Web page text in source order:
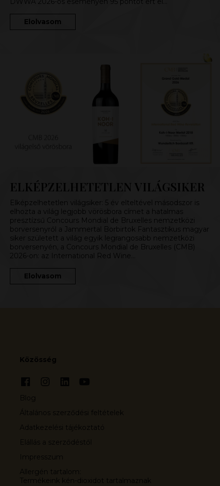
Elolvasom
ELKÉPZELHETETLEN VILÁGSIKER
Elképzelhetetlen világsiker: 5 év elteltével másodszor is
elhozta a világ legjobb vörösbora címet a hatalmas
presztízsű Concours Mondial de Bruxelles nemzetközi
borversenyről a Jammertal Borbirtok Fantasztikus magyar
siker született a világ egyik legrangosabb nemzetközi
borversenyén, a Concours Mondial de Bruxelles (CMB)
2026-on: az International Red Wine…
Elolvasom
Közösség
Blog
Általános szerződési feltételek
Adatkezelési tájékoztató
Elállás a szerződéstől
Impresszum
Allergén tartalom:
Termékeink kén-dioxidot tartalmaznak